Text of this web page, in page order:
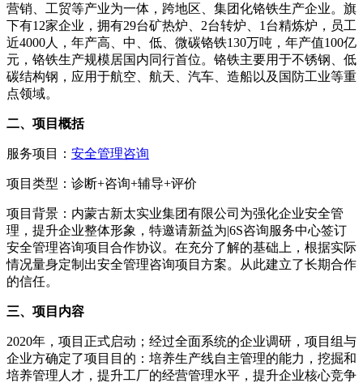
营销、工贸等产业为一体，跨地区、集团化铬铁生产企业。旗
下有12家企业，拥有29台矿热炉、2台转炉、1台精炼炉，员工
近4000人，年产高、中、低、微碳铬铁130万吨，年产值100亿
元，铬铁生产规模居国内同行首位。铬铁主要用于不锈钢、低
碳结构钢，应用于航空、航天、汽车、造船以及国防工业等重
点领域。
二、项目概括
服务项目： 安全管理咨询
项目类型：诊断+咨询+辅导+评价
项目背景：内蒙古新太实业集团有限公司为强化企业安全管
理，提升企业整体形象，特邀请新益为|6S咨询服务中心签订
安全管理咨询项目合作协议。在充分了解的基础上，根据实际
情况量身定制出安全管理咨询项目方案。从此建立了长期合作
的信任。
三、项目内容
2020年，项目正式启动；经过全面系统的企业调研，项目组与
企业方确定了项目目的：培养生产线自主管理的能力，挖掘和
培养管理人才，提升工厂的经营管理水平，提升企业核心竞争